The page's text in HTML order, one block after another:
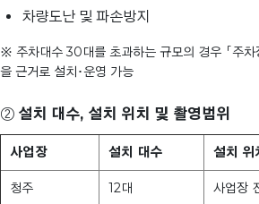
차량도난 및 파손방지
※ 주차대수 30대를 초과하는 규모의 경우 「주차
을 근거로 설치･운영 가능
② 설치 대수, 설치 위치 및 촬영범위
사업장 설치 대수 설치 위
청주 12대 사업장